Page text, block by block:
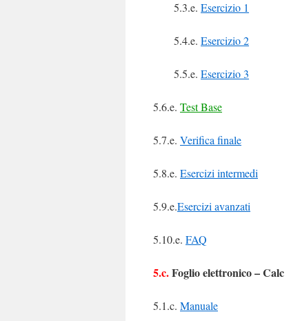
5.3.e. Esercizio 1
5.4.e. Esercizio 2
5.5.e. Esercizio 3
5.6.e. Test Base
5.7.e. Verifica finale
5.8.e. Esercizi intermedi
5.9.e.Esercizi avanzati
5.10.e. FAQ
5.c.Foglio elettronico – Calc
5.1.c. Manuale